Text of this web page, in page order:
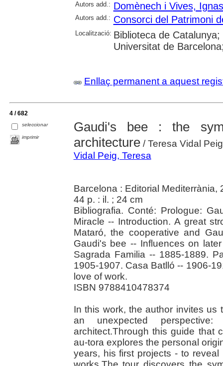
Autors add.: Domènech i Vives,
Autors add.: Consorci del Patrimoni
Localització: Biblioteca de
Universitat de
Enllaç permanent a aquest
4 / 682
seleccionar
imprimir
Gaudi's bee : the
architecture/ Teresa Vidal
Vidal Peig, Teresa
Barcelona : Editorial Mediterrània,
44 p. : il. ; 24 cm
Bibliografia. Conté: Prologue:
Miracle -- Introduction. A great
Mataró, the cooperative and
Gaudi's bee -- Influences on
Sagrada Familia -- 1885-1889.
1905-1907. Casa Batlló -- 1906-
love of work.
ISBN 9788410478374
In this work, the author invites
an unexpected
architect.Through this guide that
au-tora explores the personal
years, his first projects - to